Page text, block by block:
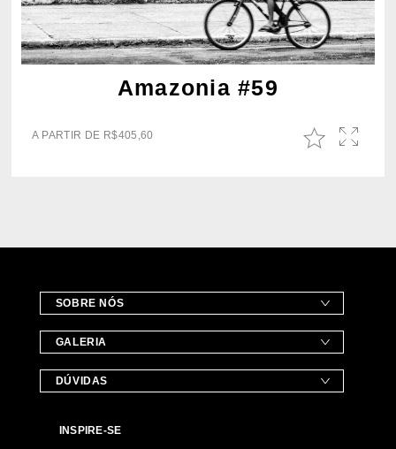
Amazonia #59
A PARTIR DE R$405,60
SOBRE NÓS
GALERIA
DÚVIDAS
INSPIRE-SE